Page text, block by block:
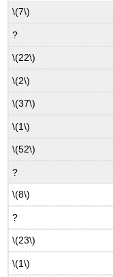
\(7\)
?
\(22\)
\(2\)
\(37\)
\(1\)
\(52\)
?
\(8\)
?
\(23\)
\(1\)